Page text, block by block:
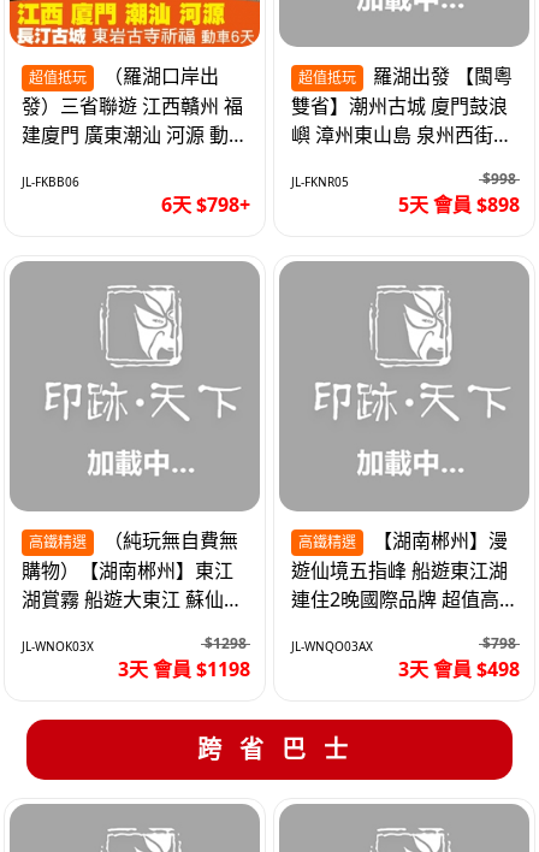
超值抵玩
發）三省聯遊 江西贛州 福
建廈門 廣東潮汕 河源 動車
JL-FKBB06
6天 $798+
超值抵玩
雙省】潮州古城 廈門鼓浪
嶼 漳州東山島 泉州西街
超值抵玩5天
JL-FKNR05 $998
5天 會員 $898
高鐵精選
購物）【湖南郴州】東江
湖賞霧 船遊大東江 蘇仙嶺
JL-WNOK03X $1298
3天 會員 $1198
高鐵精選
遊仙境五指峰 船遊東江湖
連住2晚國際品牌 超值高
JL-WNQO03AX $798
3天 會員 $498
跨省巴士